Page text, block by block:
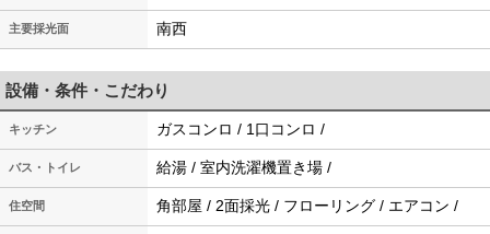
主要採光面 南西
設備・条件・こだわり
キッチン ガスコンロ / 1口コンロ /
バス・トイレ 給湯 / 室内洗濯機置き場 /
住空間 角部屋 / 2面採光 / フローリング / エアコン /